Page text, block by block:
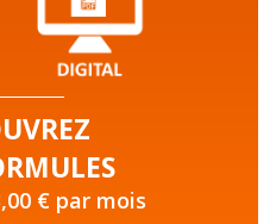
€ par mois